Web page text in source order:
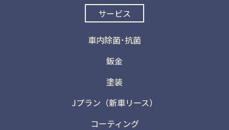
サービス
車内除菌･抗菌
鈑金
塗装
Jプラン（新車リース）
コーティング